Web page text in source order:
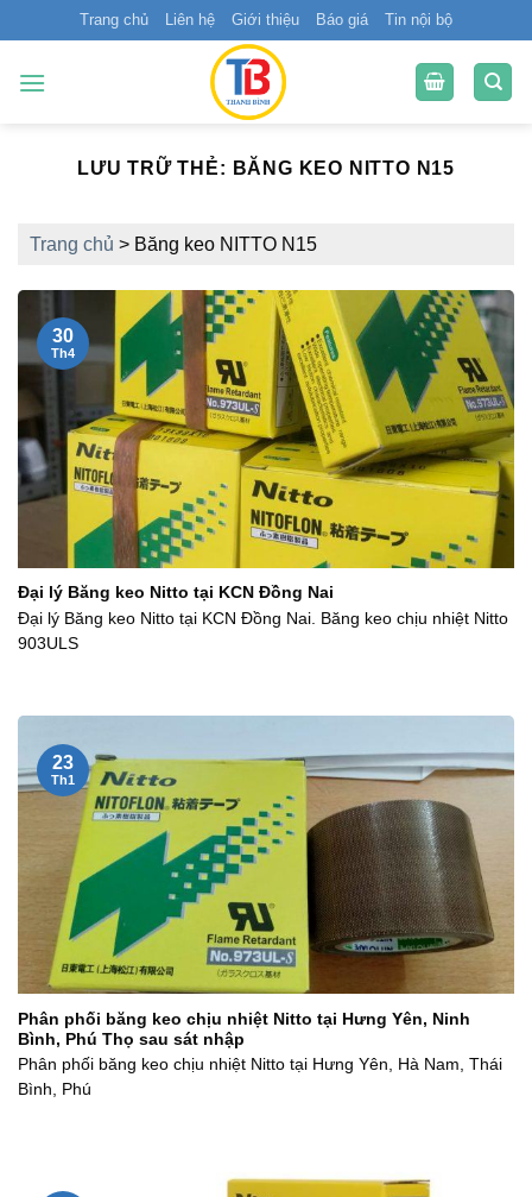
qua
nội
Trang chủ Liên hệ Giới thiệu Báo giá Tin nội bộ
LƯU TRỮ THẺ: BĂNG KEO NITTO N15
Trang chủ > Băng keo NITTO N15
Đại lý Băng keo Nitto tại KCN Đồng Nai
Đại lý Băng keo Nitto tại KCN Đồng Nai. Băng keo chịu nhiệt Nitto
903ULS
30
Th4
Phân phối băng keo chịu nhiệt Nitto tại Hưng Yên, Ninh
Bình, Phú Thọ sau sát nhập
Phân phối băng keo chịu nhiệt Nitto tại Hưng Yên, Hà Nam, Thái
Bình, Phú
23
Th1